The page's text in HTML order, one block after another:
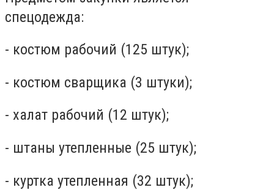
спецодежда:
- костюм рабочий (125 штук);
- костюм сварщика (3 штуки);
- халат рабочий (12 штук);
- штаны утепленные (25 штук);
- куртка утепленная (32 штук);